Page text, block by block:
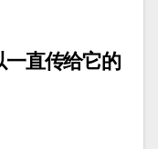
直传给它的